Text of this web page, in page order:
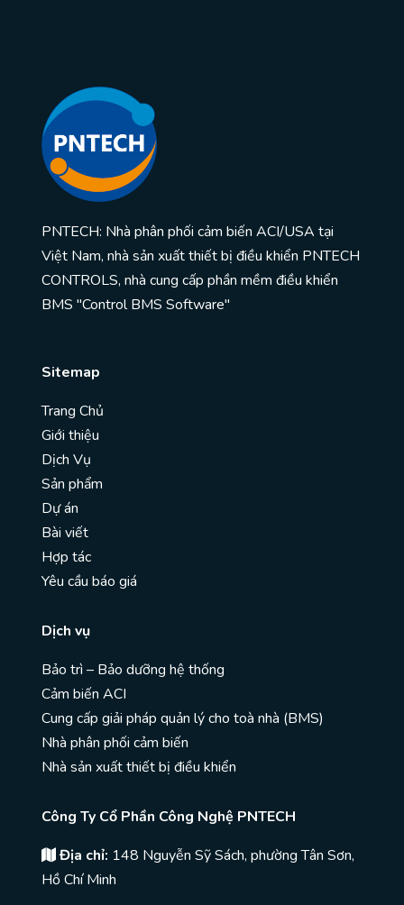
PNTECH: Nhà phân phối cảm biến ACI/USA tại
Việt Nam, nhà sản xuất thiết bị điều khiển PNTECH
CONTROLS, nhà cung cấp phần mềm điều khiển
BMS "Control BMS Software"
Sitemap
Trang Chủ
Giới thiệu
Dịch Vụ
Sản phẩm
Dự án
Bài viết
Hợp tác
Yêu cầu báo giá
Dịch vụ
Bảo trì – Bảo dưỡng hệ thống
Cảm biến ACI
Cung cấp giải pháp quản lý cho toà nhà (BMS)
Nhà phân phối cảm biến
Nhà sản xuất thiết bị điều khiển
Công Ty Cổ Phần Công Nghệ PNTECH
Địa chỉ: 148 Nguyễn Sỹ Sách, phường Tân Sơn,
Hồ Chí Minh